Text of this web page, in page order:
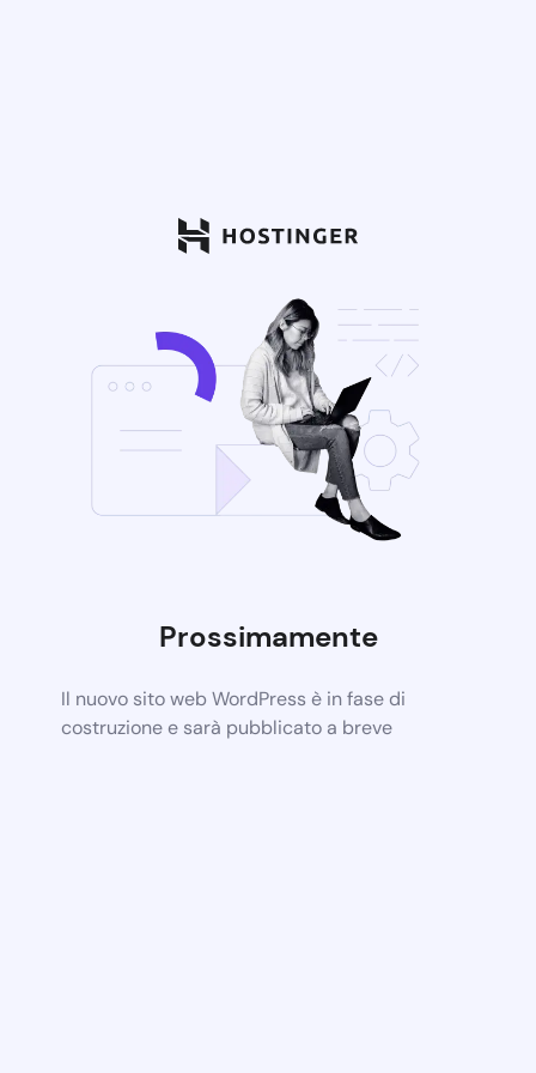
Prossimamente
Il nuovo sito web WordPress è in fase di
costruzione e sarà pubblicato a breve